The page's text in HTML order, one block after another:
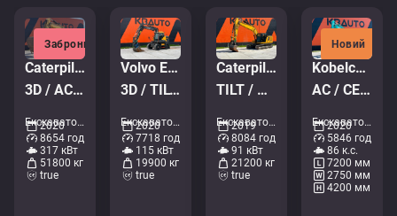
Заброньовано
Caterpillar 352
3D / AC / CENTRAL LUBRICATION
Екскаватори - Гусеничний екскаватор • M177-2087
2020
8654 год
317 кВт
51800 кг
true
Volvo EW 160 E
3D / TILT / AC / CENTRAL LUBRICATION / AUXILIARY HEATER
Екскаватори - Колісний екскаватор • M172-8212
2020
7718 год
115 кВт
19900 кг
true
Caterpillar 320 GC
TILT / AC / CENTRAL LUBRICATION
Екскаватори - Гусеничний екскаватор • M065-8555
2019
8084 год
91 кВт
21200 кг
true
Новий
Kobelco SK 140 SR LC-7
AC / CENTRAL LUBRICATION / STEELWRIST ROTO
Екскаватори - Гусеничний екскаватор • M918-8229
2020
5846 год
86 к.с.
7200 мм
2750 мм
4200 мм